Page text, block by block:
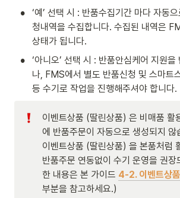
•
‘예’ 선택 시 : 반품수집기간 마다 자동
청내역을 수집합니다. 수집된 내역은
상태가 됩니다.
•
‘아니오’ 선택 시 : 반품안심케어 지원
나, FMS에서 별도 반품신청 및 스마트
등 수기로 작업을 진행해주셔야 합니다.
이벤트상품 (딸린상품) 은 비매품 활
에 반품주문이 자동으로 생성되지 않
이벤트상품 (딸린상품) 을 본품처럼
반품주문 연동없이 수기 운영을 권장
한 내용은 본 가이드 4-2. 이벤트상
부분을 참고하세요.)